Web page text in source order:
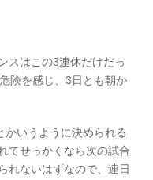
スはこの3連休だけだっ
険を感じ、3日とも朝か
いうように決められる
てせっかくなら次の試合
れないはずなので、連日